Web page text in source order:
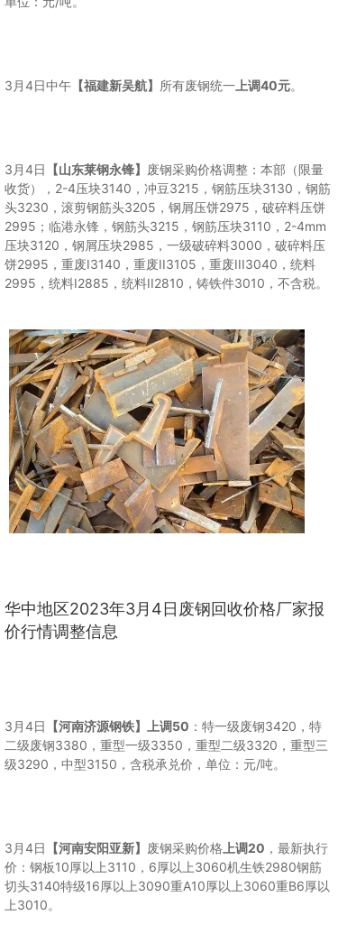
3月4日中午 【福建新吴航】 所有废钢统一 上调40元。
3月4日 【山东莱钢永锋】
废钢采购价格调整：本部（限量
收货），2-4压块3140，冲豆3215，钢筋压块3130，钢筋
头3230，滚剪钢筋头3205，钢屑压饼2975，破碎料压饼
2995；临港永锋，钢筋头3215，钢筋压块3110，2-4mm
压块3120，钢屑压块2985，一级破碎料3000，破碎料压
饼2995，重废I3140，重废II3105，重废III3040，统料
2995，统料I2885，统料II2810，铸铁件3010，不含税。
华中地区2023年3月4日废钢回收价格厂家报
价行情调整信息
3月4日 【河南济源钢铁】 上调50 ：特一级废钢3420，特
二级废钢3380，重型一级3350，重型二级3320，重型三
级3290，中型3150，含税承兑价，单位：元/吨。
3月4日 【河南安阳亚新】 废钢采购价格 上调20 ，最新执行
价：钢板10厚以上3110，6厚以上3060机生铁2980钢筋
切头3140特级16厚以上3090重A10厚以上3060重B6厚以
上3010。